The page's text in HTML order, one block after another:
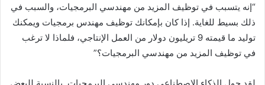
“إنه يتسبب في توظيف المزيد من مهندسي البرمجيات، والسبب في
ذلك بسيط للغاية. إذا كان بإمكانك توظيف مهندس برمجيات ويمكنك
توليد ما قيمته 9 تريليون دولار من العمل الإنتاجي، فلماذا لا ترغب
في توظيف المزيد من مهندسي البرمجيات؟”
لقد حول الذكاء الاصطناعي دور مهندسي البرمجيات. بالنسبة للبعض